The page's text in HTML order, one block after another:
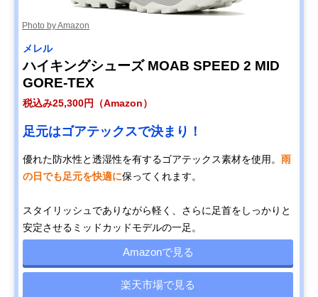
Photo by Amazon
メレル
ハイキングシューズ MOAB SPEED 2 MID
GORE-TEX
税込み25,300円（Amazon）
足元はゴアテックスで決まり！
優れた防水性と透湿性を有するゴアテックス素材を使用。 雨
の日でも足元を快適に保ってくれます。
スタイリッシュでありながら軽く、さらに足首をしっかりと
安定させるミッドカッドモデルの一足。
Amazonで見る
楽天市場で見る